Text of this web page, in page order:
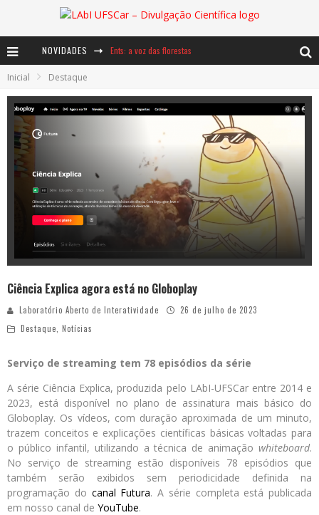
NOVIDADES Ents: a voz das florestas
Baú de Histórias - A jamais imaginada aventura com os moinhos de vento
Inicial Destaque
Ciência Explica agora está no Globoplay
Laboratório Aberto de Interatividade
26 de julho de 2023
Destaque Notícias
Serviço de streaming tem 78 episódios da série
A série Ciência Explica, produzida pelo LAbI-UFSCar entre 2014 e
2023, está disponível no plano de assinatura mais básico do
Globoplay. Os vídeos, com duração aproximada de um minuto,
trazem conceitos e explicações científicas básicas voltadas para
o público infantil, utilizando a técnica de animação whiteboard.
No serviço de streaming estão disponíveis 78 episódios que
também serão exibidos sem periodicidade definida na
programação do canal Futura. A série completa está publicada
em nosso canal de YouTube.